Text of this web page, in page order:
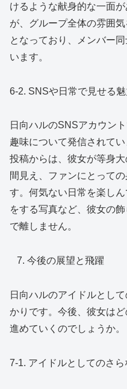
けるような献身的な一面
が、グループ全体の雰囲
となっており、メンバー
います。
6-2. SNSや日常で見せる魅
日向ハルのSNSアカウン
趣味について発信されて
投稿からは、彼女が等身
間見え、ファンにとって
す。何気ない日常を楽し
をする写真など、彼女の
で離しません。
今後の展望と飛躍
日向ハルのアイドルとし
かりです。今後、彼女は
進めていくのでしょうか。
7-1. アイドルとしてのさ